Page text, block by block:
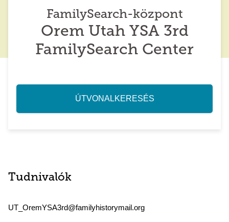
FamilySearch-központ
Orem Utah YSA 3rd
FamilySearch Center
ÚTVONALKERESÉS
Tudnivalók
UT_OremYSA3rd@familyhistorymail.org